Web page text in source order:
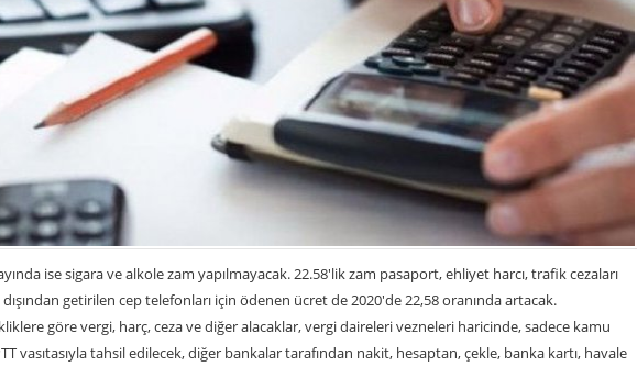
ise sigara ve alkole zam yapılmayacak. 22.58'lik zam pasaport, ehliyet harcı, trafik cezaları
dışından getirilen cep telefonları için ödenen ücret de 2020'de 22,58 oranında artacak.
göre vergi, harç, ceza ve diğer alacaklar, vergi daireleri vezneleri haricinde, sadece kamu
vasıtasıyla tahsil edilecek, diğer bankalar tarafından nakit, hesaptan, çekle, banka kartı, havale